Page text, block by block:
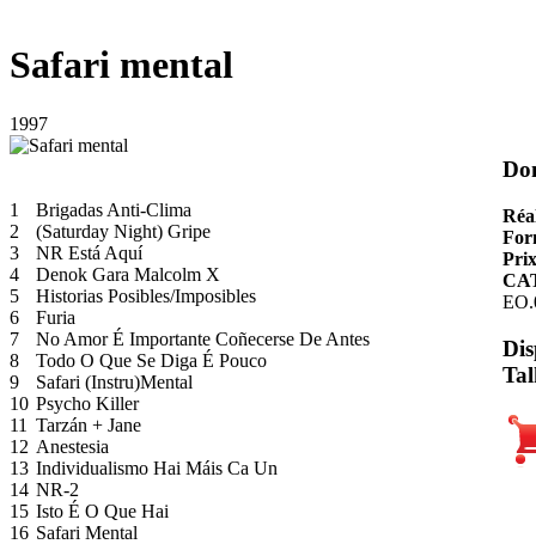
Safari mental
1997
1
Brigadas Anti-Clima
2
(Saturday Night) Gripe
3
NR Está Aquí
4
Denok Gara Malcolm X
5
Historias Posibles/Imposibles
6
Furia
7
No Amor É Importante Coñecerse De Antes
8
Todo O Que Se Diga É Pouco
9
Safari (Instru)Mental
10 Psycho Killer
11 Tarzán + Jane
12 Anestesia
13 Individualismo Hai Máis Ca Un
14 NR-2
15 Isto É O Que Hai
16 Safari Mental
Prix